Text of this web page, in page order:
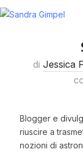
diJessica
Blogger e
riuscire a
nozioni di